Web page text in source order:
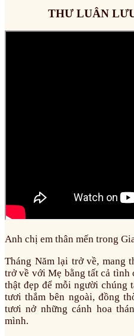
THƯ LUÂN
Anh chị em thân mến trong
Tháng Năm lại trở về, mang
trở về với Mẹ bằng tất cả tình
thật đẹp để mỗi người chúng
tươi thắm bên ngoài, đồng
tươi nở những cánh hoa
mình.